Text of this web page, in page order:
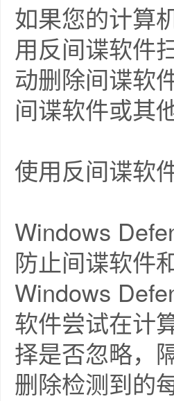
如果您的计算
用反间谍软件
动删除间谍软
间谍软件或其
使用反间谍软
Windows
防止间谍软件
Windows
软件尝试在计
择是否忽略，
删除检测到的